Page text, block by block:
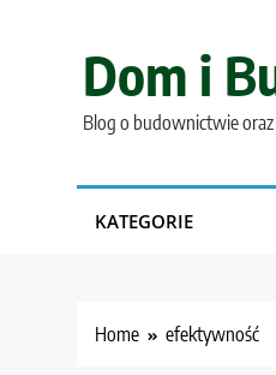
Dom i
Blog o budownictwie
KATEGORIE
Home efektywność